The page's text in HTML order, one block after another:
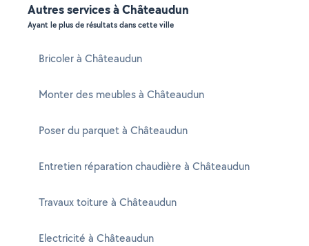
Autres services à Châteaudun
Ayant le plus de résultats dans cette ville
Bricoler à Châteaudun
Monter des meubles à Châteaudun
Poser du parquet à Châteaudun
Entretien réparation chaudière à Châteaudun
Travaux toiture à Châteaudun
Electricité à Châteaudun